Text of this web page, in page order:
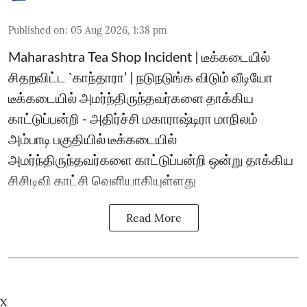
Published on: 05 Aug 2026, 1:38 pm
Maharashtra Tea Shop Incident | டீக்கடையில்
சிதறவிட்ட `காந்தாரா’ | நடுநடுங்க விடும் வீடியோ
டீக்கடையில் அமர்ந்திருந்தவர்களை தாக்கிய
காட்டுப்பன்றி - அதிர்ச்சி மகாராஷ்டிரா மாநிலம்
அம்பாடி பகுதியில் டீக்கடையில்
அமர்ந்திருந்தவர்களை காட்டுப்பன்றி ஒன்று தாக்கிய
சிசிடிவி காட்சி வெளியாகியுள்ளது
Read More
X